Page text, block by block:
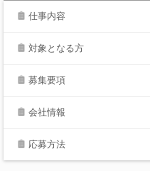
仕事内容
対象となる方
募集要項
会社情報
応募方法